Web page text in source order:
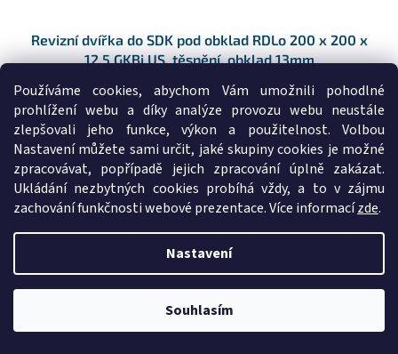
Používáme cookies, abychom Vám umožnili pohodlné
prohlížení webu a díky analýze provozu webu neustále
zlepšovali jeho funkce, výkon a použitelnost. Volbou
Nastavení můžete sami určit, jaké skupiny cookies je možné
zpracovávat, popřípadě jejich zpracování úplně zakázat.
Ukládání nezbytných cookies probíhá vždy, a to v zájmu
zachování funkčnosti webové prezentace. Více informacízde.
Nastavení
Souhlasím
Revizní dvířka do SDK pod obklad RDLo 200 x 200 x
12,5 GKBi US, těsnění, obklad 13mm
Skladem (1 ks)
940 Kč / ks
DO KOŠÍKU
Revizní dvířka pod obklad do SDK stěny RDLo 200x200x12,5 GKBi US
vhodná do...
Kód:45017